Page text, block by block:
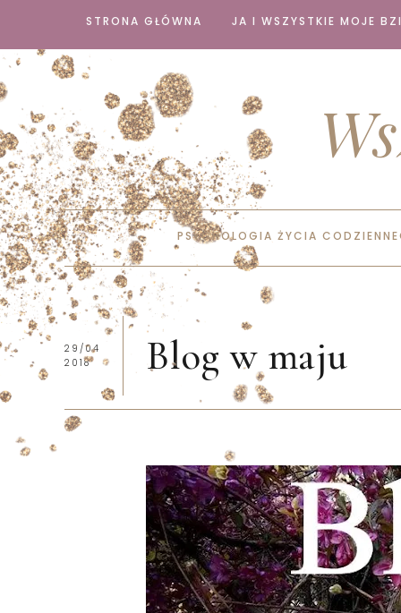
STRONA GŁÓWNA JA I WSZYSTKIE MOJE
PSYCHOLOGIA ŻYCIA
29/04
2018
Blog w maju